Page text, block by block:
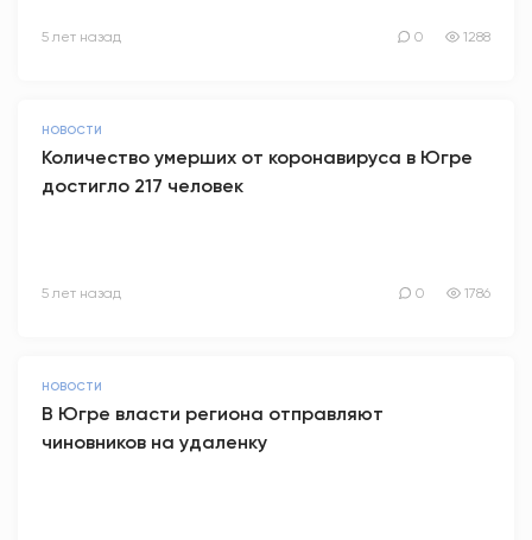
5 лет назад 0 1288
НОВОСТИ
Количество умерших от коронавируса в Югре
достигло 217 человек
5 лет назад 0 1786
НОВОСТИ
В Югре власти региона отправляют
чиновников на удаленку